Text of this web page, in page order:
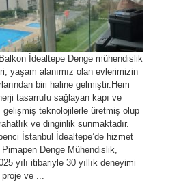
İdealtepe Denge mühendislik
yaşam alanımız olan evlerimizin
biri haline gelmiştir.Hem
tasarrufu sağlayan kapı ve
gelişmiş teknolojilerle üretmiş olup
ve dinginlik sunmaktadır.
İstanbul İdealtepe’de hizmet
Denge Mühendislik,
yılı itibariyle 30 yıllık deneyimi
ve ...